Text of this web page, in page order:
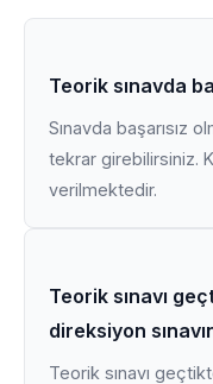
Teorik sınavda
Sınavda başarısız
tekrar girebilirsiniz.
verilmektedir.
Teorik sınavı
direksiyon
Teorik sınavı